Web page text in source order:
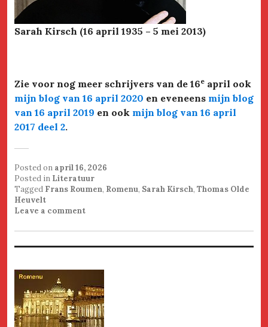
Sarah Kirsch (16 april 1935 – 5 mei 2013)
Zie voor nog meer schrijvers van de 16e april ook
mijn blog van 16 april 2020 en eveneens mijn blog
van 16 april 2019 en ook mijn blog van 16 april
2017 deel 2.
Posted on april 16, 2026
Posted in Literatuur
Tagged Frans Roumen, Romenu, Sarah Kirsch, Thomas Olde
Heuvelt
Leave a comment